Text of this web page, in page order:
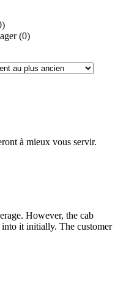
(0)
à mieux vous servir.
However, the cab
it initially. The customer